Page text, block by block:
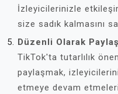
İzleyicilerinizle
size sadık kalmasını
Düzenli Olarak
TikTok'ta tutarlılık
paylaşmak,
etmeye devam